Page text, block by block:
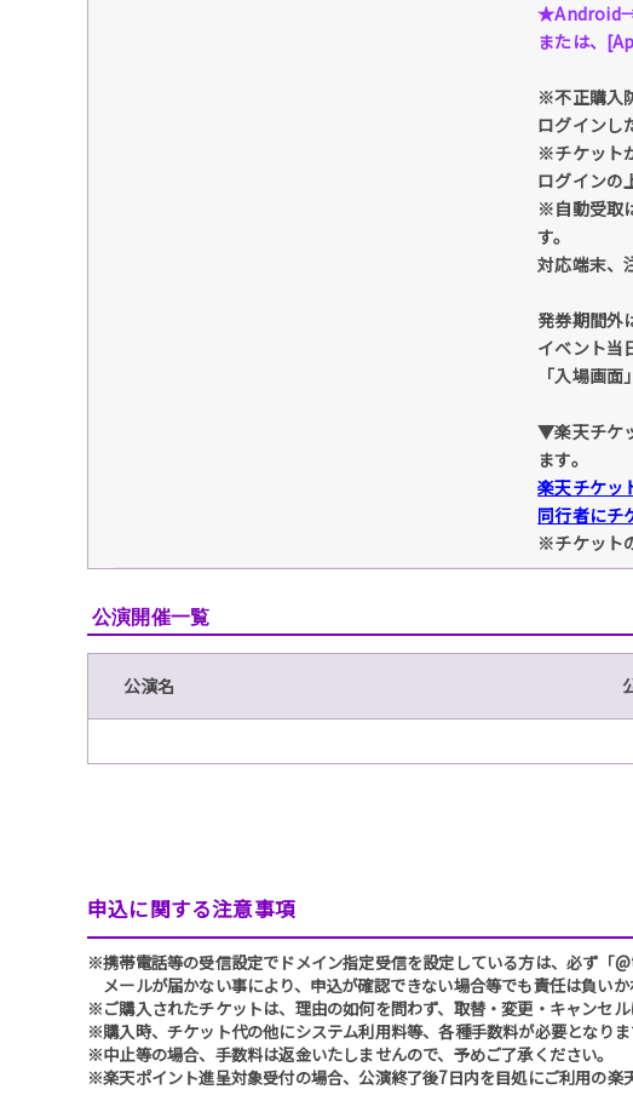
または、
※不正購入
ログインし
※チケット
ログインの
※自動受取
す。
対応端末、
発券期間外
イベント当
「入場画
▼楽天チケ
ます。
楽天チケッ
同行者にチ
※チケット
公演開催一覧
公演名
申込に関する注意事項
※携帯電話等の受信設定でドメイン指定受信を設定している方は、必ず「
メールが届かない事により、申込が確認できない場合等でも責任は負いか
※ご購入されたチケットは、理由の如何を問わず、取替・変更・キャンセル
※購入時、チケット代の他にシステム利用料等、各種手数料が必要となりま
※中止等の場合、手数料は返金いたしませんので、予めご了承ください。
※楽天ポイント進呈対象受付の場合、公演終了後7日内を目処にご利用の楽